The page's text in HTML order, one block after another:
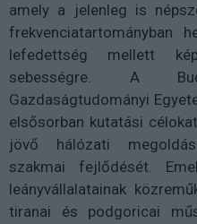
amely a jelenleg is
frekvenciatartományban
lefedettség mellett
sebességre. A
Gazdaságtudományi
elsősorban kutatási
jövő hálózati
szakmai fejlődését.
leányvállalatainak
tiranai és podgoricai